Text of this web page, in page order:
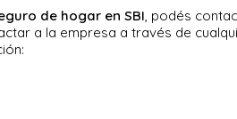
de hogar en SBI, podés
a la empresa a través de